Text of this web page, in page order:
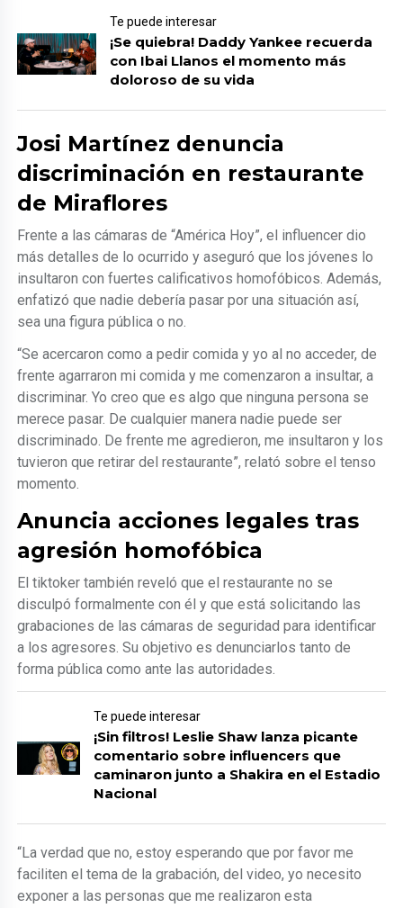
Te puede interesar
¡Se quiebra! Daddy Yankee recuerda
con Ibai Llanos el momento más
doloroso de su vida
Josi Martínez denuncia
discriminación en restaurante
de Miraflores
Frente a las cámaras de “América Hoy”, el influencer dio
más detalles de lo ocurrido y aseguró que los jóvenes lo
insultaron con fuertes calificativos homofóbicos. Además,
enfatizó que nadie debería pasar por una situación así,
sea una figura pública o no.
“Se acercaron como a pedir comida y yo al no acceder, de
frente agarraron mi comida y me comenzaron a insultar, a
discriminar. Yo creo que es algo que ninguna persona se
merece pasar. De cualquier manera nadie puede ser
discriminado. De frente me agredieron, me insultaron y los
tuvieron que retirar del restaurante”, relató sobre el tenso
momento.
Anuncia acciones legales tras
agresión homofóbica
El tiktoker también reveló que el restaurante no se
disculpó formalmente con él y que está solicitando las
grabaciones de las cámaras de seguridad para identificar
a los agresores. Su objetivo es denunciarlos tanto de
forma pública como ante las autoridades.
Te puede interesar
¡Sin filtros! Leslie Shaw lanza picante
comentario sobre influencers que
caminaron junto a Shakira en el Estadio
Nacional
“La verdad que no, estoy esperando que por favor me
faciliten el tema de la grabación, del video, yo necesito
exponer a las personas que me realizaron esta